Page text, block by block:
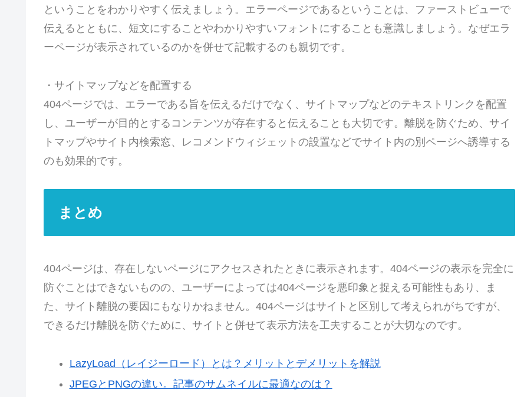
ということをわかりやすく伝えましょう。エラーページであるということは、ファーストビューで
伝えるとともに、短文にすることやわかりやすいフォントにすることも意識しましょう。なぜエラ
ーページが表示されているのかを併せて記載するのも親切です。
・サイトマップなどを配置する
404ページでは、エラーである旨を伝えるだけでなく、サイトマップなどのテキストリンクを配置
し、ユーザーが目的とするコンテンツが存在すると伝えることも大切です。離脱を防ぐため、サイ
トマップやサイト内検索窓、レコメンドウィジェットの設置などでサイト内の別ページへ誘導する
のも効果的です。
まとめ
404ページは、存在しないページにアクセスされたときに表示されます。404ページの表示を完全に
防ぐことはできないものの、ユーザーによっては404ページを悪印象と捉える可能性もあり、ま
た、サイト離脱の要因にもなりかねません。404ページはサイトと区別して考えられがちですが、
できるだけ離脱を防ぐために、サイトと併せて表示方法を工夫することが大切なのです。
LazyLoad（レイジーロード）とは？メリットとデメリットを解説
JPEGとPNGの違い。記事のサムネイルに最適なのは？